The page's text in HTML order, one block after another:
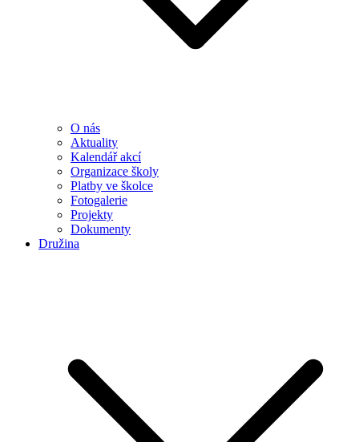
O nás
Aktuality
Kalendář akcí
Organizace školy
Platby ve školce
Fotogalerie
Projekty
Dokumenty
Družina